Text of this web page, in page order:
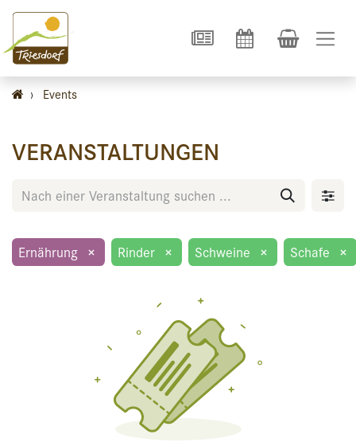
› Events
VERANSTALTUNGEN
Ernährung × Rinder × Schweine × Schafe ×